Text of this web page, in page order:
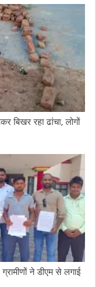
बिखर रहा ढांचा, लोगों
ने डीएम से लगाई